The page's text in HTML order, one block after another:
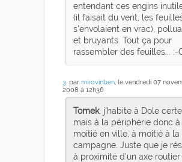
entendant ces engins
(il faisait du vent, les
s'envolaient en vrac),
et bruyants. Tout ça pour
rassembler des feuilles... :-
3. par mirovinben, le vendredi 07
2008 à 12h36
Tomek, j'habite à Dole
mais à la périphérie donc à
moitié en ville, à moitié à la
campagne. Juste que je
à proximité d'un axe routier